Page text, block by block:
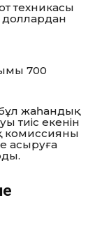
техникасы
700
бұл жаһандық
тиіс екенін
комиссияны
асыруға